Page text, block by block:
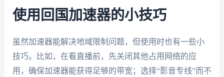
使用回国加速器的小技巧
虽然加速器能解决地域限制问题，但使用时也有一些小
技巧。比如，在看直播前，先关闭其他占用网络的应
用，确保加速器能获得足够的带宽；选择“影音专线”而不